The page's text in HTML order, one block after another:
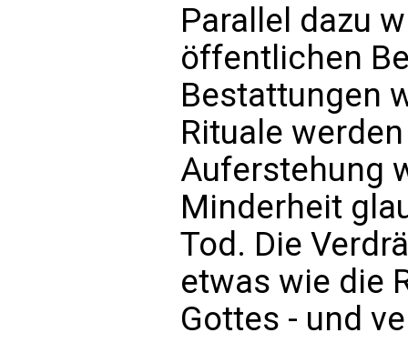
Parallel dazu
öffentlichen
Bestattungen
Rituale
Auferstehung
Minderheit
Tod. Die
etwas wie die
Gottes - und